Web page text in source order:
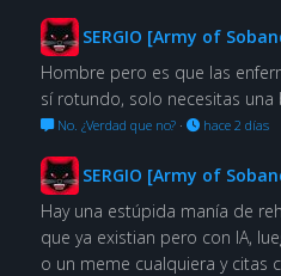
SERGIO [Army of
Hombre pero es que las
sí rotundo, solo necesitas una
No. ¿Verdad que no?· hace 2 días
SERGIO [Army of
Hay una estúpida manía de
que ya existian pero con IA,
o un meme cualquiera y citas